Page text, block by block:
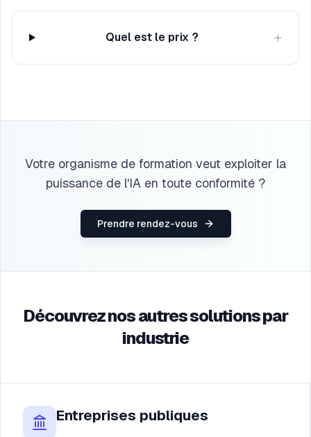
Quel est le prix ? +
Votre organisme de formation veut exploiter la
puissance de l'IA en toute conformité ?
Prendre rendez-vous
Découvrez nos autres solutions par
industrie
Entreprises publiques